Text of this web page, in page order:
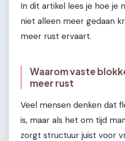
In dit artikel lees je hoe je
niet alleen meer gedaan
meer rust ervaart.
Waarom vaste
meer rust
Veel mensen denken dat
is, maar als het om tijd
zorgt structuur juist voor